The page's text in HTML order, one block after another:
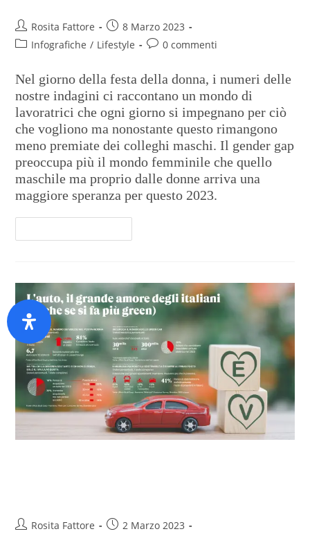
Rosita Fattore
8 Marzo 2023
Infografiche / Lifestyle 0 commenti
Nel giorno della festa della donna, i numeri delle
nostre indagini ci raccontano un mondo di
lavoratrici che ogni giorno si impegnano per ciò
che vogliono ma nonostante questo rimangono
meno premiate dei colleghi maschi. Il gender gap
preoccupa più il mondo femminile che quello
maschile ma proprio dalle donne arriva una
maggiore speranza per questo 2023.
Rosita Fattore
2 Marzo 2023